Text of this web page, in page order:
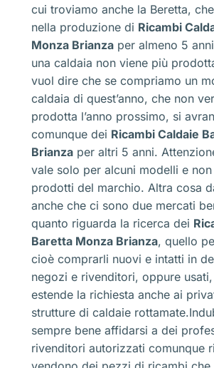
cui troviamo anche la Beretta,
nella produzione di Ricambi
Monza Brianza per almeno 5
una caldaia non viene più
vuol dire che se compriamo un
caldaia di quest’anno, che non
prodotta l’anno prossimo, si
comunque dei Ricambi Caldaie
Brianza per altri 5 anni.
vale solo per alcuni modelli e
prodotti del marchio. Altra cosa
anche che ci sono due mercati
quanto riguarda la ricerca dei
Baretta Monza Brianza, quello
cioè comprarli nuovi e intatti in
negozi e rivenditori, oppure
estende la richiesta anche ai
strutture di caldaie
sempre bene affidarsi a dei
rivenditori autorizzati comunque